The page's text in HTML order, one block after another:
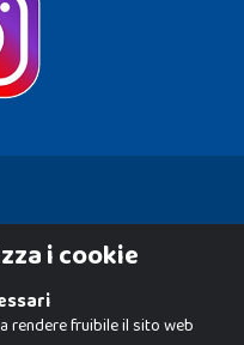
i cookie
rendere fruibile il sito web